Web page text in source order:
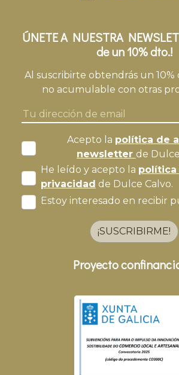
ÚNETE A NUESTRA
de un 10% dto.!
Al suscribirte obtendrás un
no acumulable con otras
Acepto la política de
newsletter de
He leído y acepto la política
privacidad de Dulce Calvo.
Estoy interesado en recibir
¡SUSCRIBIRME!
Proyecto